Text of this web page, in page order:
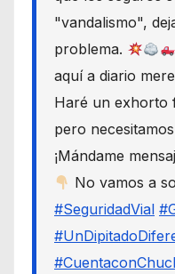
"vandalismo",
problema.
aquí a diario
Haré un exhorto
pero
¡Mándame
No vamos a
#SeguridadVial